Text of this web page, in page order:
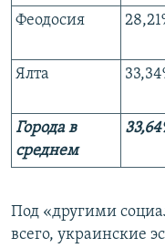
Феодосия
Ялта
Города в
среднем
Под «другими
всего, украинские